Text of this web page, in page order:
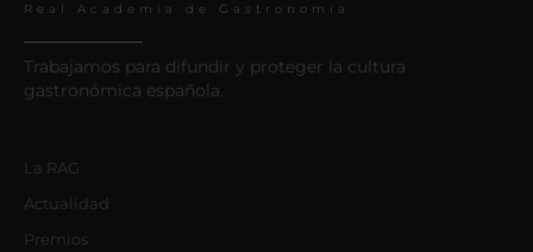
Real Academia de Gastronomía
Trabajamos para difundir y proteger la cultura
gastronómica española.
La RAG
Actualidad
Premios